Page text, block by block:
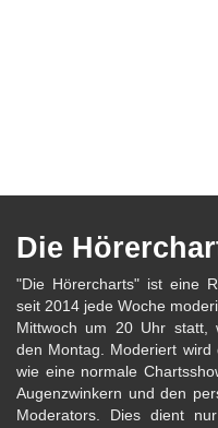
Die
"Die Hörercharts" ist eine
seit 2014 jede Woche
Mittwoch um 20 Uhr statt,
den Montag. Moderiert
wie eine normale
Augenzwinkern und den
Moderators. Dies dient